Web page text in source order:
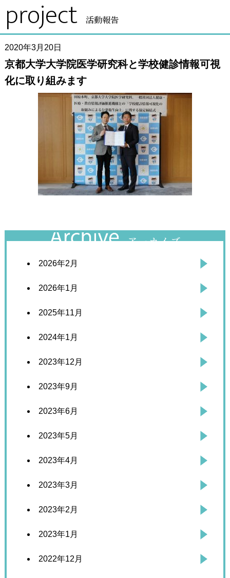
project 活動報告
2020年3月20日
京都大学大学院医学研究科と学校健診情報可視
化に取り組みます
2026年2月
2026年1月
2025年11月
2024年1月
2023年12月
2023年9月
2023年6月
2023年5月
2023年4月
2023年3月
2023年2月
2023年1月
2022年12月